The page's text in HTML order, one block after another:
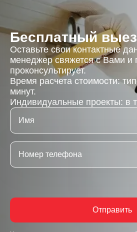
Бесплатный
Оставьте свои контактные
менеджер свяжется с Вами и
проконсультирует.
Время расчета стоимости:
минут.
Индивидуальные проекты: в
Отправить